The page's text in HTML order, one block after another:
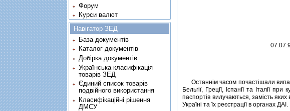
Останнiм часом почастiшали
Бельгiї, Грецiї, Iспанiї та Iталiї
паспортiв вилучаються, замiсть
Українi та їх реєстрацiї в органах ДАI.
Форум
Курси валют
Навігатор ЗЕД
База документів
Каталог документів
Добірка документів
Українська класифікація
товарів ЗЕД
Єдиний список товарів
подвійного використання
Класифікаційні рішення
ДМСУ